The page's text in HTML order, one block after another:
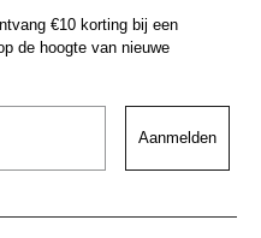
€10 korting bij een
de hoogte van nieuwe
Aanmelden